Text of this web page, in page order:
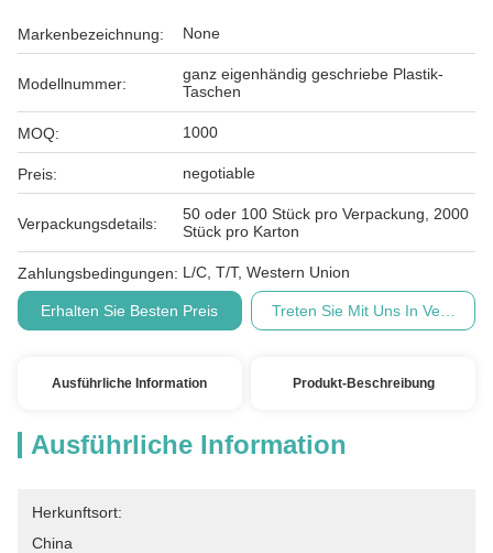
Markenbezeichnung: None
Modellnummer:
ganz eigenhändig geschriebe Plastik-
Taschen
MOQ: 1000
Preis: negotiable
Verpackungsdetails:
50 oder 100 Stück pro Verpackung, 2000
Stück pro Karton
Zahlungsbedingungen: L/C, T/T, Western Union
Erhalten Sie Besten Preis Treten Sie Mit Uns In
Ausführliche Information Produkt-Beschreibung
Ausführliche Information
Herkunftsort:
China